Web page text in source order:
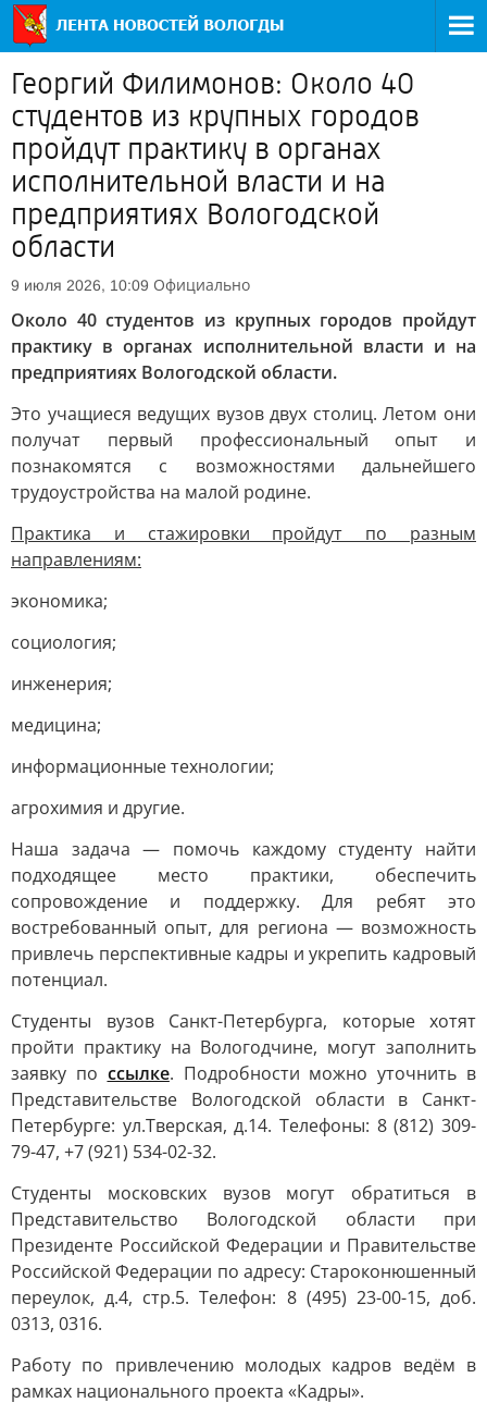
Георгий Филимонов: Около 40
студентов из крупных городов
пройдут практику в органах
исполнительной власти и на
предприятиях Вологодской
области
9 июля 2026, 10:09 Официально
Около 40 студентов из крупных городов пройдут
практику в органах исполнительной власти и на
предприятиях Вологодской области.
Это учащиеся ведущих вузов двух столиц. Летом они
получат первый профессиональный опыт и
познакомятся с возможностями дальнейшего
трудоустройства на малой родине.
Практика и стажировки пройдут по разным
направлениям:
экономика;
социология;
инженерия;
медицина;
информационные технологии;
агрохимия и другие.
Наша задача — помочь каждому студенту найти
подходящее место практики, обеспечить
сопровождение и поддержку. Для ребят это
востребованный опыт, для региона — возможность
привлечь перспективные кадры и укрепить кадровый
потенциал.
Студенты вузов Санкт-Петербурга, которые хотят
пройти практику на Вологодчине, могут заполнить
заявку по ссылке. Подробности можно уточнить в
Представительстве Вологодской области в Санкт-
Петербурге: ул.Тверская, д.14. Телефоны: 8 (812) 309-
79-47, +7 (921) 534-02-32.
Студенты московских вузов могут обратиться в
Представительство Вологодской области при
Президенте Российской Федерации и Правительстве
Российской Федерации по адресу: Староконюшенный
переулок, д.4, стр.5. Телефон: 8 (495) 23-00-15, доб.
0313, 0316.
Работу по привлечению молодых кадров ведём в
рамках национального проекта «Кадры».